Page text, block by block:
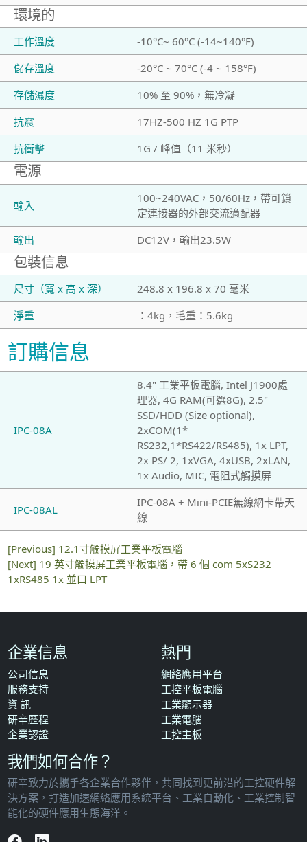
環境的
工作溫度
-10°C~ 60°C (-14~140°F)
儲存溫度
-20°C ~ 70°C (-4 ~ 158°F)
存儲濕度
10% 至 90%，無冷凝
抗震
17HZ-500 HZ 1G PTP
抗衝擊
1G / 峰值（11 米秒）
電源
輸入
100~240VAC，50/60Hz，帶可鎖
定連接器的外部交流適配器
輸出
DC12V，輸出23.5W
包裝信息
尺寸（寬 x 高 x 深）
248.8 x 196.8 x 70 毫米
淨重
：4kg，毛重：5.6kg
訂購信息
IPC-08A
8.4" 工業平板電腦, Intel J1900處
理器, 4G RAM(可選8G), 2.5"
SSD/HDD (Size optional),
2xCOM(1*
RS232,1*RS422/RS485), 1x LPT,
2x PS/ 2, 1xVGA, 4xUSB, 2xLAN,
1x Audio, MIC, 電阻式觸摸屏
IPC-08AL
IPC-08A + Mini-PCIE無線網卡帶天
線
[Previous] 12.1寸觸摸屏工業平板電腦
[Next] 19 英寸觸摸屏工業平板電腦，帶 6 個 com 5xS232
1xRS485 1x 並口 LPT
企業信息
公司信息
服務支持
資 訊
研辛歷程
企業認證
熱門
網絡應用平台
工控平板電腦
工業顯示器
工業電腦
工控主板
我們如何合作？
研辛致力於攜手各企業合作夥伴，共同找到更前沿的工控硬件解
決方案，打造加速網絡應用系統平台、工業自動化、工業控制智
能化的硬件應用生態海洋。